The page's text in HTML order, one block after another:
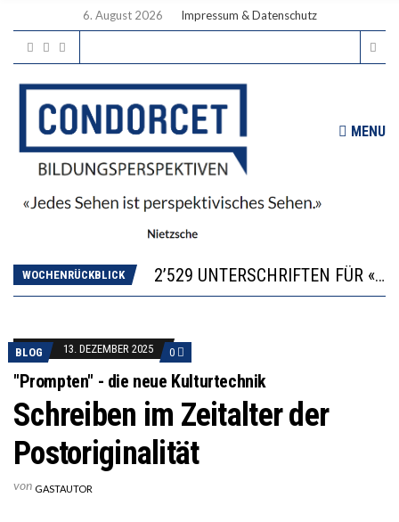
6. August 2026 Impressum & Datenschutz
MENU
WOCHENRÜCKBLICK
ICH WILL MEHR EVIDENZ UND WILL WISSEN, WAS ALL DIE INVESTITIONEN BRINGEN
DER US-ÖKONOM WALLACE OATES: FÖDERALISMUS IM BILDUNGSBEREICH
BLOG 13. DEZEMBER 2025 0
"Prompten" - die neue Kulturtechnik
Schreiben im Zeitalter der
Postoriginalität
von GASTAUTOR